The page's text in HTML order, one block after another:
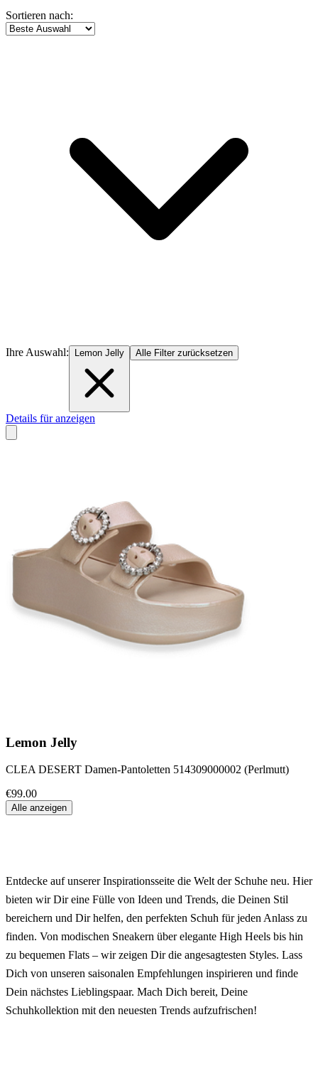
Sortieren nach:
Ihre Auswahl: Lemon Jelly Alle Filter zurücksetzen
Details für anzeigen
Lemon Jelly
CLEA DESERT Damen-Pantoletten 514309000002 (Perlmutt)
€99.00
Alle anzeigen
Entdecke auf unserer Inspirationsseite die Welt der Schuhe neu. Hier
bieten wir Dir eine Fülle von Ideen und Trends, die Deinen Stil
bereichern und Dir helfen, den perfekten Schuh für jeden Anlass zu
finden. Von modischen Sneakern über elegante High Heels bis hin
zu bequemen Flats – wir zeigen Dir die angesagtesten Styles. Lass
Dich von unseren saisonalen Empfehlungen inspirieren und finde
Dein nächstes Lieblingspaar. Mach Dich bereit, Deine
Schuhkollektion mit den neuesten Trends aufzufrischen!